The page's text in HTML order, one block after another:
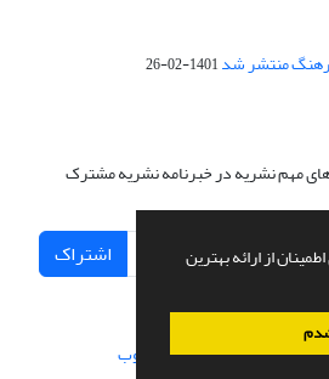
از ارائه بهترین
1401-02-26
های مهم نشریه در خبرنامه نشریه مشترک
اشتراک
طراحی و پیاده سازی از سیناوب